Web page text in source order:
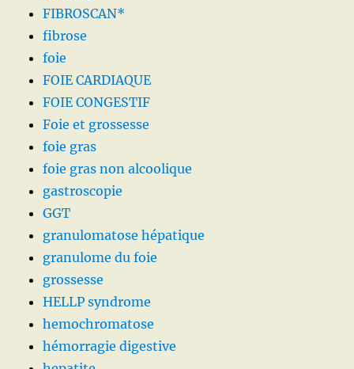
FIBROSCAN*
fibrose
foie
FOIE CARDIAQUE
FOIE CONGESTIF
Foie et grossesse
foie gras
foie gras non alcoolique
gastroscopie
GGT
granulomatose hépatique
granulome du foie
grossesse
HELLP syndrome
hemochromatose
hémorragie digestive